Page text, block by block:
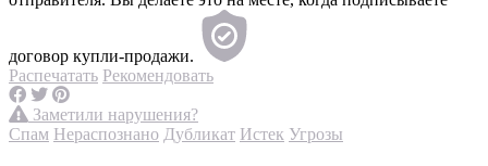
договор купли-продажи.
Распечатать Рекомендовать
Заметили нарушения?
Спам Нераспознано Дубликат Истек Угрозы